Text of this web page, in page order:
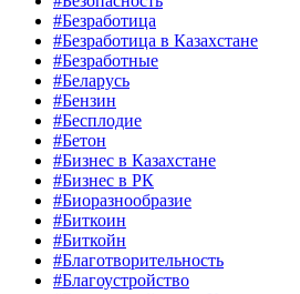
#Безработица
#Безработица в Казахстане
#Безработные
#Беларусь
#Бензин
#Бесплодие
#Бетон
#Бизнес в Казахстане
#Бизнес в РК
#Биоразнообразие
#Биткоин
#Биткойн
#Благотворительность
#Благоустройство